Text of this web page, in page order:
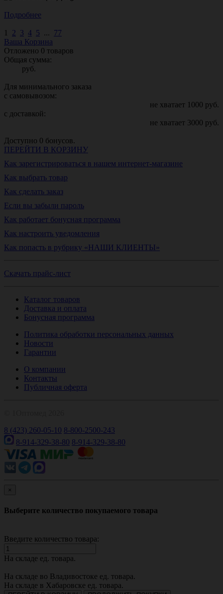
Подробнее
1 2 3 4 5 ... 77
Ваша Корзина
Отложено 0 товаров
Общая сумма:
руб.
Для минимального заказа
с самовывозом:
не хватает 1000 руб.
с доставкой:
не хватает 3000 руб.
Доступно 0 бонусов.
ПЕРЕЙТИ В КОРЗИНУ
Как зарегистрироваться в нашем интернет-магазине
Как выбрать товар
Как сделать заказ
Если вы забыли пароль
Как работает бонусная программа
Как настроить уведомления
Как попасть в рубрику «НАШИ КЛИЕНТЫ»
Скачать прайс-лист
Каталог товаров
Доставка и оплата
Бонусная программа
Политика обработки персональных данных
Новости
Гарантии
О компании
Контакты
Публичная оферта
8 (423) 260-05-10 8-800-2500-243
8-914-329-38-80 8-914-329-38-80
×
Выберите количество покупаемого товара
Введите количество товара:
На складе ед. товара.
На складе во Владивостоке ед. товара.
На складе в Хабаровске ед. товара.